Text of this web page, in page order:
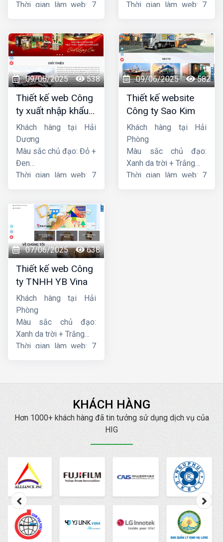
Thời gian làm web: 7
Thời gian làm web: 7
09/06/2025 538
Thiết kế web Công
ty xuất nhập khẩu
Thiên Thuận Phát
Khách hàng tại Hải
Dương
Màu sắc chủ đạo: Đỏ +
Đen
Thời gian làm web: 7
09/06/2025 582
Thiết kế website
Công ty Sao Kim
Khách hàng tại Hải
Phòng
Màu sắc chủ đạo:
Xanh da trời + Trắng
Thời gian làm web: 7
07/06/2025 638
Thiết kế web Công
ty TNHH YB Vina
Khách hàng tại Hải
Phòng
Màu sắc chủ đạo:
Xanh da trời + Trắng
Thời gian làm web: 7
KHÁCH HÀNG
Hơn 1000+ khách hàng đã tin tưởng sử dụng dịch vụ của
HIG